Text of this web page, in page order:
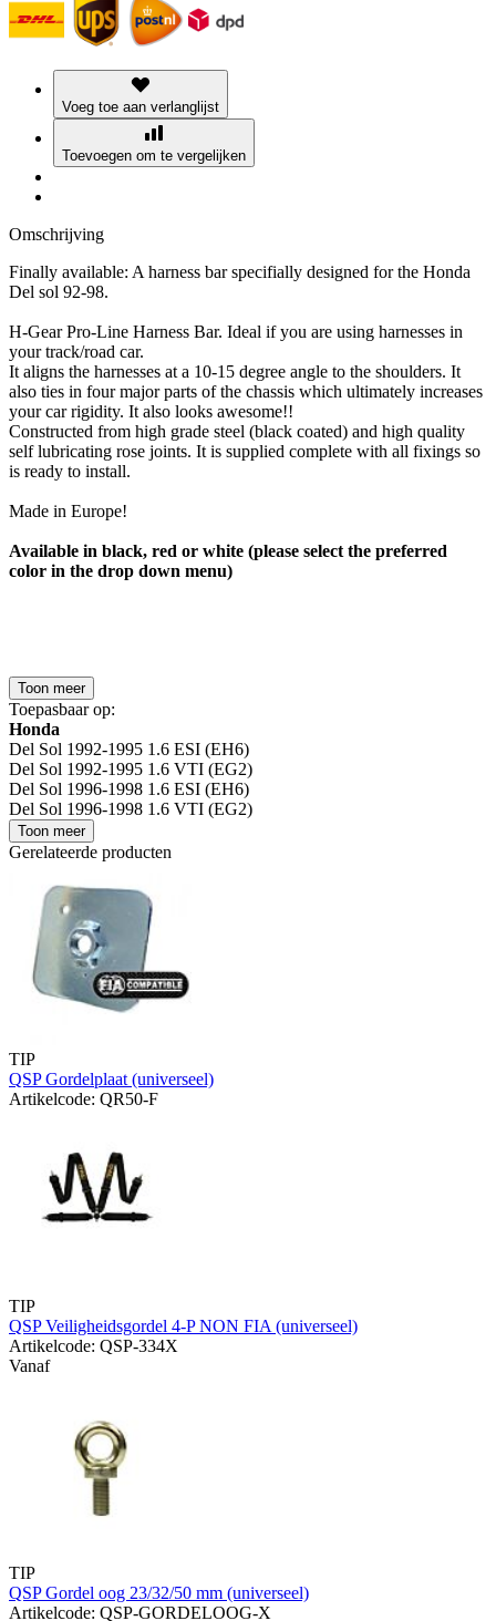
Voeg toe aan verlanglijst
Toevoegen om te vergelijken
Omschrijving
Finally available: A harness bar specifially designed for the Honda
Del sol 92-98.
H-Gear Pro-Line Harness Bar. Ideal if you are using harnesses in
your track/road car.
It aligns the harnesses at a 10-15 degree angle to the shoulders. It
also ties in four major parts of the chassis which ultimately increases
your car rigidity. It also looks awesome!!
Constructed from high grade steel (black coated) and high quality
self lubricating rose joints. It is supplied complete with all fixings so
is ready to install.
Made in Europe!
Available in black, red or white (please select the preferred
color in the drop down menu)
Toon meer
Toepasbaar op:
Honda
Del Sol 1992-1995 1.6 ESI (EH6)
Del Sol 1992-1995 1.6 VTI (EG2)
Del Sol 1996-1998 1.6 ESI (EH6)
Del Sol 1996-1998 1.6 VTI (EG2)
Toon meer
Gerelateerde producten
TIP
QSP Gordelplaat (universeel)
Artikelcode: QR50-F
TIP
QSP Veiligheidsgordel 4-P NON FIA (universeel)
Artikelcode: QSP-334X
Vanaf
TIP
QSP Gordel oog 23/32/50 mm (universeel)
Artikelcode: QSP-GORDELOOG-X